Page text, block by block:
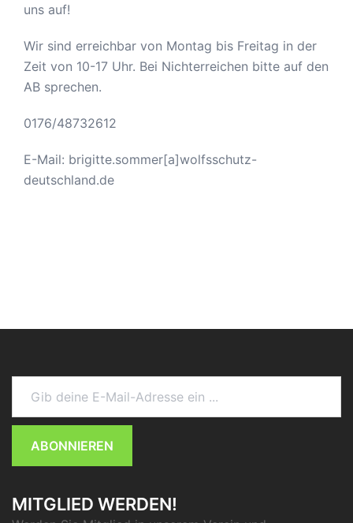
uns auf!
Wir sind erreichbar von Montag bis Freitag in der
Zeit von 10-17 Uhr. Bei Nichterreichen bitte auf den
AB sprechen.
0176/48732612
E-Mail: brigitte.sommer[a]wolfsschutz-
deutschland.de
Gib deine E-Mail-Adresse ein ...
ABONNIEREN
MITGLIED WERDEN!